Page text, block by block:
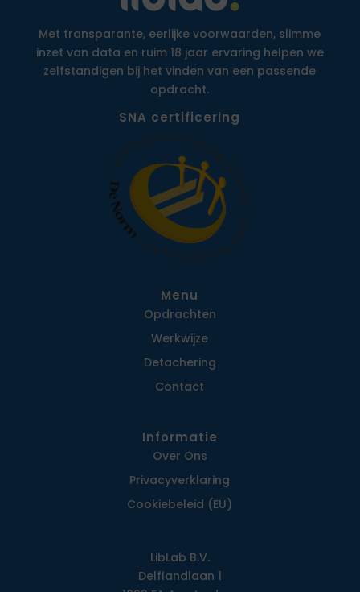
Met transparante, eerlijke voorwaarden, slimme
inzet van data en ruim 18 jaar ervaring helpen we
zelfstandigen bij het vinden van een passende
opdracht.
SNA certificering
Menu
Opdrachten
Werkwijze
Detachering
Contact
Informatie
Over Ons
Privacy­verklaring
Cookiebeleid (EU)
LibLab B.V.
Delflandlaan 1